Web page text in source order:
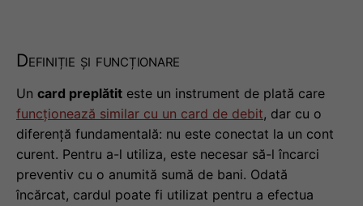
Definiție și funcționare
Un card preplătit este un instrument de plată care
funcționează similar cu un card de debit, dar cu o
diferență fundamentală: nu este conectat la un cont
curent. Pentru a-l utiliza, este necesar să-l încarci
preventiv cu o anumită sumă de bani. Odată
încărcat, cardul poate fi utilizat pentru a efectua